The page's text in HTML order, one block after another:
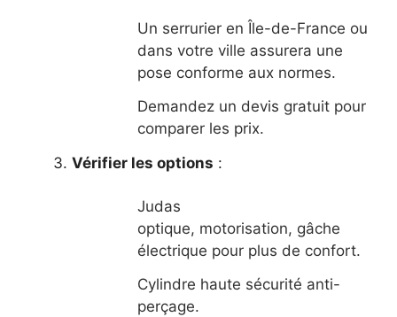
Un serrurier en Île-de-France ou
dans votre ville assurera une
pose conforme aux normes.
Demandez un devis gratuit pour
comparer les prix.
Vérifier les options :
Judas
optique, motorisation, gâche
électrique pour plus de confort.
Cylindre haute sécurité anti-
perçage.